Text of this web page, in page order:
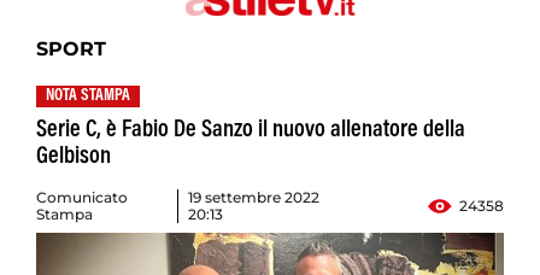
SPORT
NOTA STAMPA
Serie C, è Fabio De Sanzo il nuovo allenatore della
Gelbison
Comunicato
Stampa
19 settembre 2022
20:13
24358